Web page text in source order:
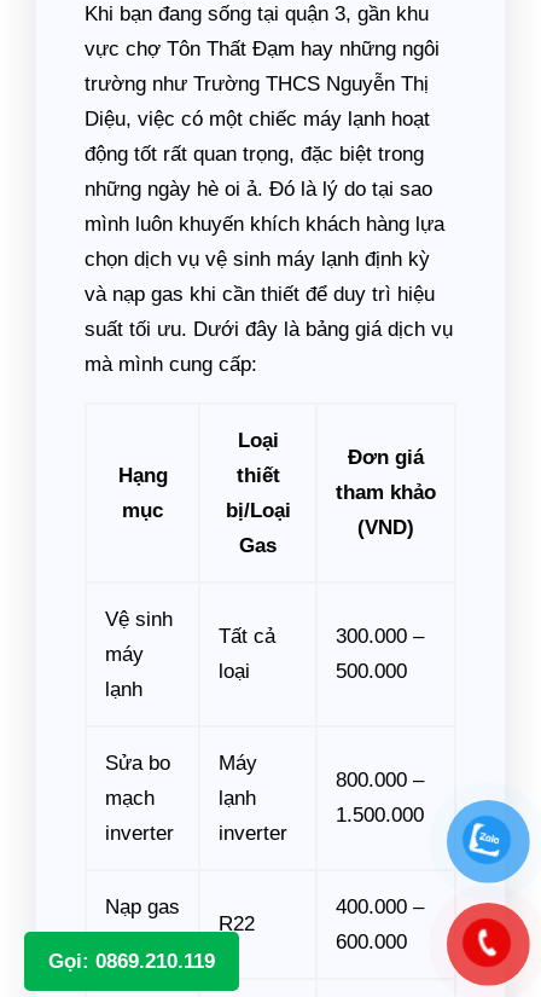
Gọi: 0869.210.119
Khi bạn đang sống tại quận 3, gần khu
vực chợ Tôn Thất Đạm hay những ngôi
trường như Trường THCS Nguyễn Thị
Diệu, việc có một chiếc máy lạnh hoạt
động tốt rất quan trọng, đặc biệt trong
những ngày hè oi ả. Đó là lý do tại sao
mình luôn khuyến khích khách hàng lựa
chọn dịch vụ vệ sinh máy lạnh định kỳ
và nạp gas khi cần thiết để duy trì hiệu
suất tối ưu. Dưới đây là bảng giá dịch vụ
mà mình cung cấp:
Hạng
mục
Loại
thiết
bị/Loại
Gas
Đơn giá
tham khảo
(VND)
Vệ sinh
máy
lạnh
Tất cả
loại
300.000 –
500.000
Sửa bo
mạch
inverter
Máy
lạnh
inverter
800.000 –
1.500.000
Nạp gas
R22
400.000 –
600.000